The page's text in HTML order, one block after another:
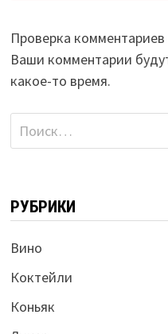
Проверка
Ваши комментарии
какое-то время.
Найти:
РУБРИКИ
Вино
Коктейли
Коньяк